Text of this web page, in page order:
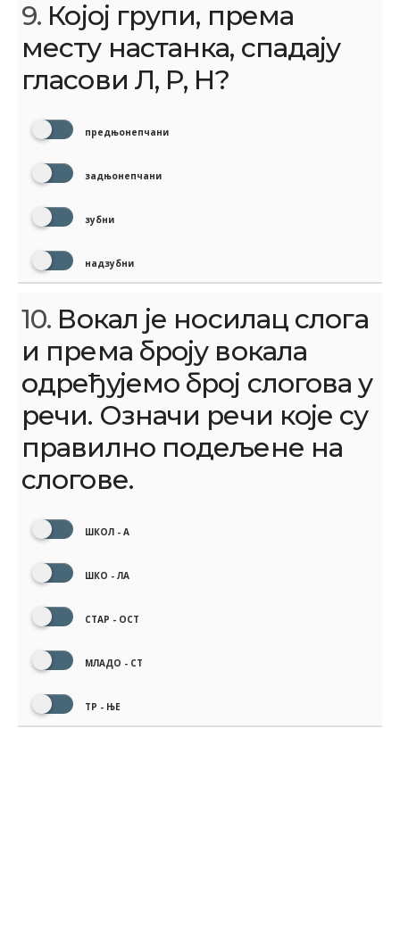
9. Којој групи, према
месту настанка, спадају
гласови Л, Р, Н?
предњонепчани
задњонепчани
зубни
надзубни
10. Вокал је носилац слога
и према броју вокала
одређујемо број слогова у
речи. Означи речи које су
правилно подељене на
слогове.
ШКОЛ - А
ШКО - ЛА
СТАР - ОСТ
МЛАДО - СТ
ТР - ЊЕ